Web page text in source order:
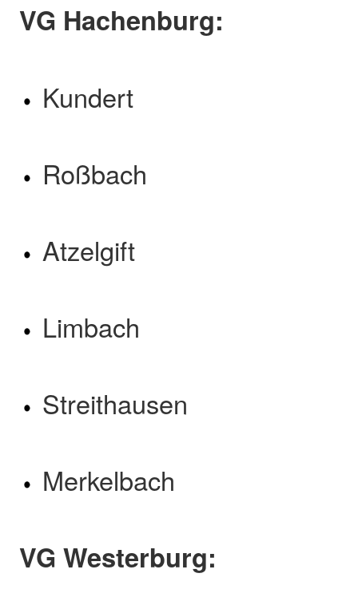
VG Hachenburg:
Kundert
Roßbach
Atzelgift
Limbach
Streithausen
Merkelbach
VG Westerburg: